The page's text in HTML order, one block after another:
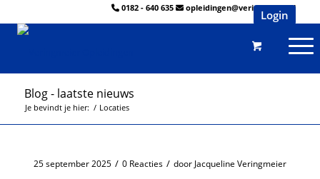
0182 - 640 635 opleidingen@veringmeier.nl
Login
Blog - laatste nieuws
Je bevindt je hier: / Locaties
25 september 2025 / 0 Reacties / door Jacqueline Veringmeier